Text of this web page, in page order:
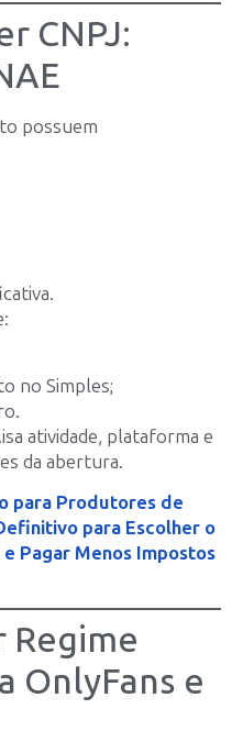
CNPJ:
possuem
no Simples;
atividade, plataforma e
da abertura.
para Produtores de
para Escolher o
Pagar Menos Impostos
Regime
OnlyFans e